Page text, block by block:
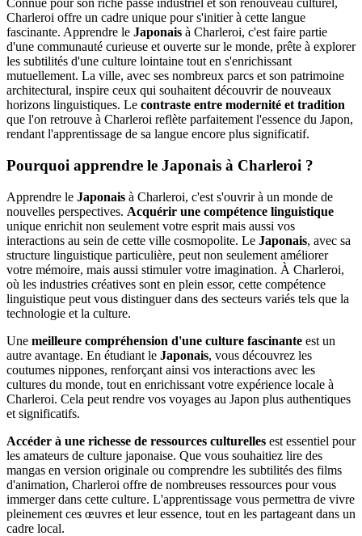
Connue pour son riche passé industriel et son renouveau culturel,
Charleroi offre un cadre unique pour s'initier à cette langue
fascinante. Apprendre le Japonais à Charleroi, c'est faire partie
d'une communauté curieuse et ouverte sur le monde, prête à explorer
les subtilités d'une culture lointaine tout en s'enrichissant
mutuellement. La ville, avec ses nombreux parcs et son patrimoine
architectural, inspire ceux qui souhaitent découvrir de nouveaux
horizons linguistiques. Le contraste entre modernité et tradition
que l'on retrouve à Charleroi reflète parfaitement l'essence du Japon,
rendant l'apprentissage de sa langue encore plus significatif.
Pourquoi apprendre le Japonais à Charleroi ?
Apprendre le Japonais à Charleroi, c'est s'ouvrir à un monde de
nouvelles perspectives. Acquérir une compétence linguistique
unique enrichit non seulement votre esprit mais aussi vos
interactions au sein de cette ville cosmopolite. Le Japonais, avec sa
structure linguistique particulière, peut non seulement améliorer
votre mémoire, mais aussi stimuler votre imagination. À Charleroi,
où les industries créatives sont en plein essor, cette compétence
linguistique peut vous distinguer dans des secteurs variés tels que la
technologie et la culture.
Une meilleure compréhension d'une culture fascinante est un
autre avantage. En étudiant le Japonais, vous découvrez les
coutumes nippones, renforçant ainsi vos interactions avec les
cultures du monde, tout en enrichissant votre expérience locale à
Charleroi. Cela peut rendre vos voyages au Japon plus authentiques
et significatifs.
Accéder à une richesse de ressources culturelles est essentiel pour
les amateurs de culture japonaise. Que vous souhaitiez lire des
mangas en version originale ou comprendre les subtilités des films
d'animation, Charleroi offre de nombreuses ressources pour vous
immerger dans cette culture. L'apprentissage vous permettra de vivre
pleinement ces œuvres et leur essence, tout en les partageant dans un
cadre local.